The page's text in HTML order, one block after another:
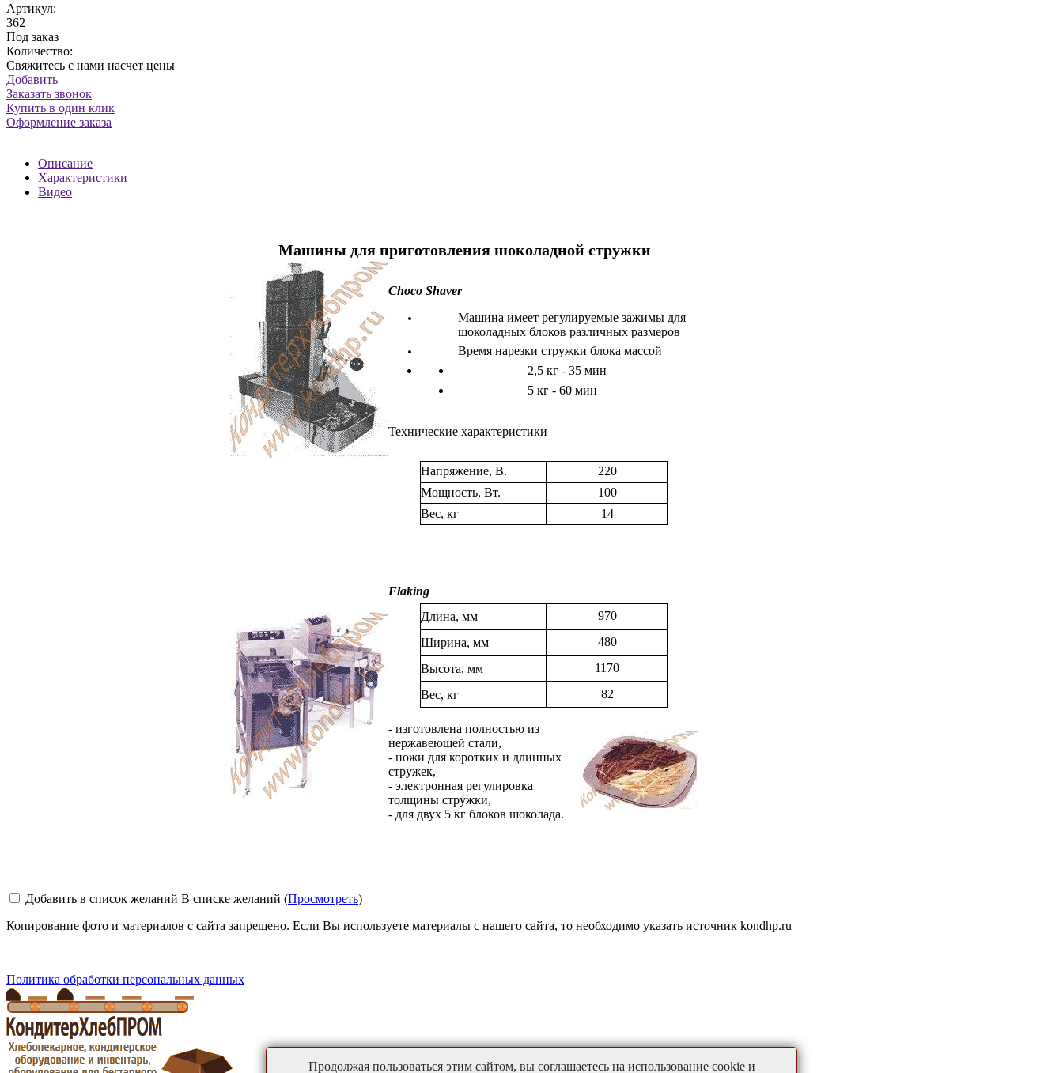
Артикул:
362
Под заказ
Количество:
Свяжитесь с нами насчет цены
Добавить
Заказать звонок
Купить в один клик
Оформление заказа
Описание
Характеристики
Видео
Машины для приготовления шоколадной стружки
Choco Shaver
Машина имеет регулируемые зажимы для
шоколадных блоков различных размеров
Время нарезки стружки блока массой
2,5 кг - 35 мин
5 кг - 60 мин
Технические характеристики
Напряжение, В.
220
Мощность, Вт.
100
Вес, кг
14
Flaking
Длина, мм
970
Ширина, мм
480
Высота, мм
1170
Вес, кг
82
- изготовлена полностью из
нержавеющей стали,
- ножи для коротких и длинных
стружек,
- электронная регулировка
толщины стружки,
- для двух 5 кг блоков шоколада.
Добавить в список желаний В списке желаний (Просмотреть)
Копирование фото и материалов с сайта запрещено. Если Вы используете материалы с нашего сайта, то необходимо указать источник kondhp.ru
Политика обработки персональных данных
Продолжая пользоваться этим сайтом, вы соглашаетесь на использование cookie и